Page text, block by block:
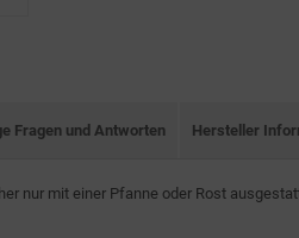
Fragen und Antworten Hersteller
nur mit einer Pfanne oder Rost